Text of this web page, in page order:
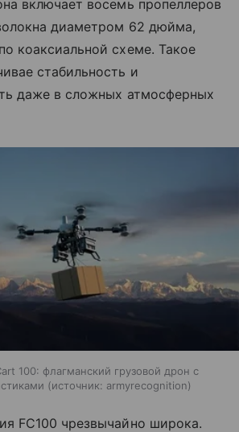
включает восемь пропеллеров
диаметром 62 дюйма,
коаксиальной схеме. Такое
стабильность и
даже в сложных атмосферных
100: флагманский грузовой дрон с
источник: armyrecognition
FC100 чрезвычайно широка.